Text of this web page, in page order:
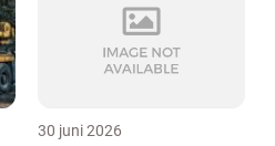
30 juni 2026